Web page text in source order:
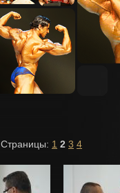
Страницы: 1 2 3 4